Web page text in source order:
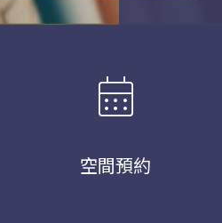
calendar_month
空間預約